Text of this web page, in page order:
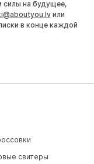
силы на будущее,
или
в конце каждой
свитеры